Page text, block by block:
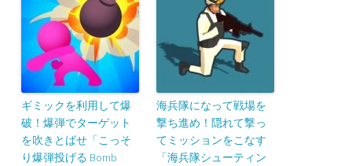
ギミックを利用して爆
破！爆弾でターゲット
を吹きとばせ「こっそ
り爆弾投げる Bomb
海兵隊になって戦場を
撃ち進め！隠れて撃っ
てミッションをこなす
「海兵隊シューティン